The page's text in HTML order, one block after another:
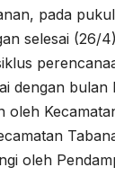
pada
selesai (26/
dengan bulan
oleh
oleh